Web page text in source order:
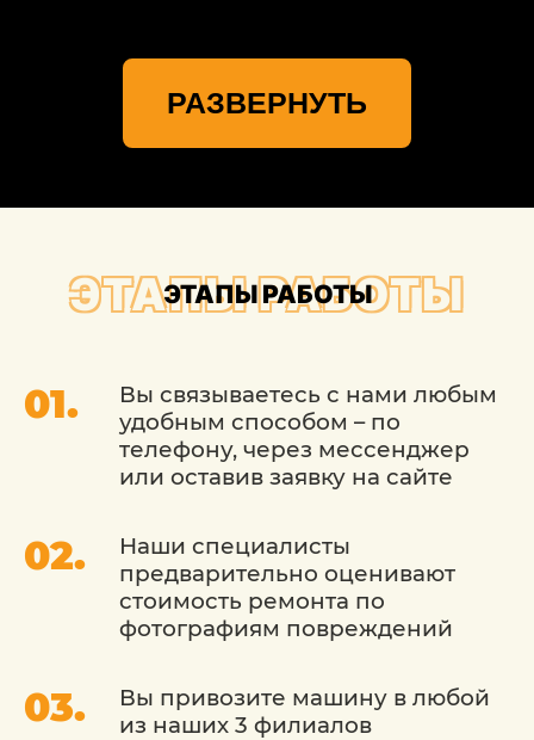
проводится покраска двумя способами.
Для этого имеется самое современное
Работы выполняются быстро и
РАЗВЕРНУТЬ
ЭТАПЫ РАБОТЫ
ЭТАПЫ РАБОТЫ
Вы связываетесь с нами любым
удобным способом – по
телефону, через мессенджер
или оставив заявку на сайте
Наши специалисты
предварительно оценивают
стоимость ремонта по
фотографиям повреждений
Вы привозите машину в любой
из наших 3 филиалов